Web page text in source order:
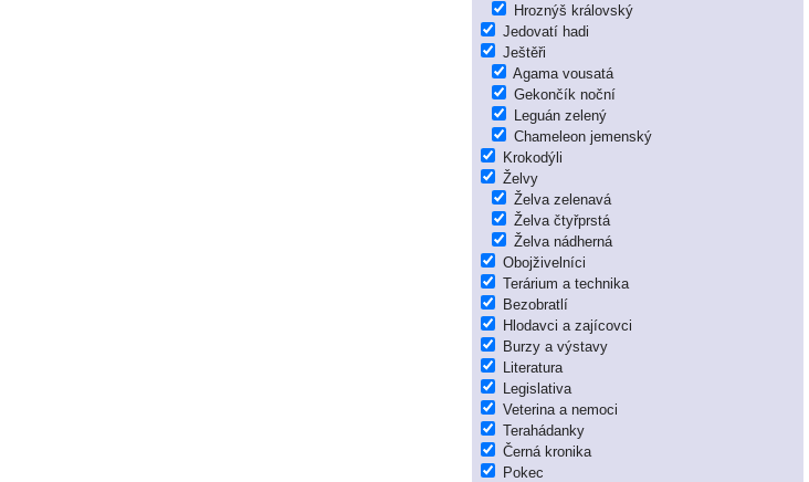
Hroznýš královský
Jedovatí hadi
Ještěři
Agama vousatá
Gekončík noční
Leguán zelený
Chameleon jemenský
Krokodýli
Želvy
Želva zelenavá
Želva čtyřprstá
Želva nádherná
Obojživelníci
Terárium a technika
Bezobratlí
Hlodavci a zajícovci
Burzy a výstavy
Literatura
Legislativa
Veterina a nemoci
Terahádanky
Černá kronika
Pokec